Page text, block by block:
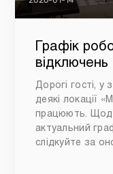
Графік
відключень
Дорогі гості, у
деякі локації
працюють.
актуальний
слідкуйте за